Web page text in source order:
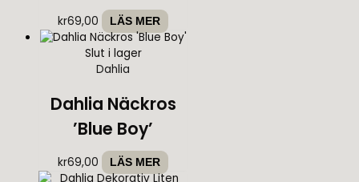
kr69,00 LÄS MER
Slut i lager
Dahlia
Dahlia Näckros
’Blue Boy’
kr69,00 LÄS MER